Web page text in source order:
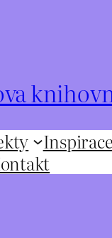
Inspirace